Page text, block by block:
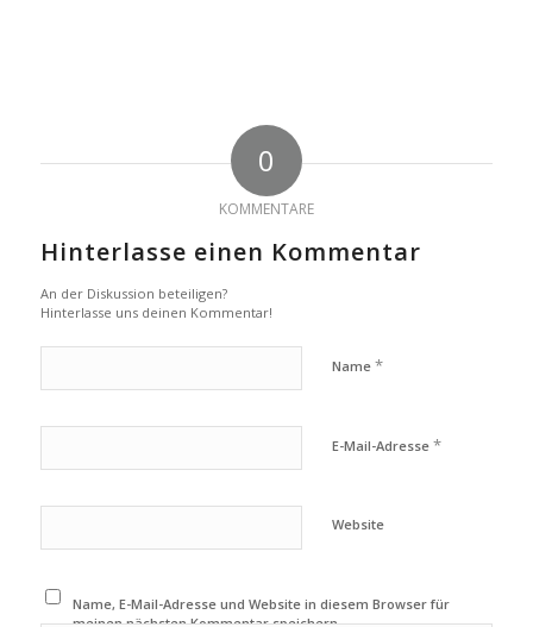
0
KOMMENTARE
Hinterlasse einen Kommentar
An der Diskussion beteiligen?
Hinterlasse uns deinen Kommentar!
Name *
E-Mail-Adresse *
Website
Name, E-Mail-Adresse und Website in diesem Browser für
meinen nächsten Kommentar speichern.